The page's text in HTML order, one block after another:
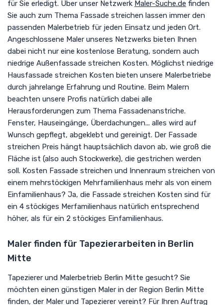
für Sie erledigt. Über unser Netzwerk Maler-Suche.de finden
Sie auch zum Thema Fassade streichen lassen immer den
passenden Malerbetrieb für jeden Einsatz und jeden Ort.
Angeschlossene Maler unseres Netzwerks bieten Ihnen
dabei nicht nur eine kostenlose Beratung, sondern auch
niedrige Außenfassade streichen Kosten. Möglichst niedrige
Hausfassade streichen Kosten bieten unsere Malerbetriebe
durch jahrelange Erfahrung und Routine. Beim Malern
beachten unsere Profis natürlich dabei alle
Herausforderungen zum Thema Fassadenanstriche.
Fenster, Hauseingänge, Überdachungen... alles wird auf
Wunsch gepflegt, abgeklebt und gereinigt. Der Fassade
streichen Preis hängt hauptsächlich davon ab, wie groß die
Fläche ist (also auch Stockwerke), die gestrichen werden
soll. Kosten Fassade streichen und Innenraum streichen von
einem mehrstöckigen Mehrfamilienhaus mehr als von einem
Einfamilienhaus? Ja, die Fassade streichen Kosten sind für
ein 4 stöckiges Merfamilienhaus natürlich entsprechend
höher, als für ein 2 stöckiges Einfamilienhaus.
Maler finden für Tapezierarbeiten in Berlin
Mitte
Tapezierer und Malerbetrieb Berlin Mitte gesucht? Sie
möchten einen günstigen Maler in der Region Berlin Mitte
finden, der Maler und Tapezierer vereint? Für Ihren Auftrag